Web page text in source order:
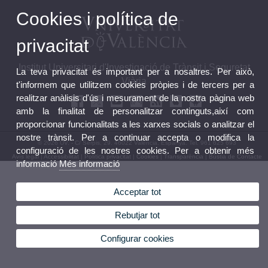
Institut Universitari d'Investigació de Trànsit i Seguretat
Viària
© 2026 UV. - C/ Serpis, 29. 46022 València. Espanya. Tel. 961 625 693
Avís legal| Accessibilitat Política privacitat Cookies Transparència Bùstia de Contacte
Cookies i política de
privacitat
La teva privacitat és important per a nosaltres. Per això,
t'informem que utilitzem cookies pròpies i de tercers per a
realitzar anàlisis d'ús i mesurament de la nostra pàgina web
amb la finalitat de personalitzar continguts,així com
proporcionar funcionalitats a les xarxes socials o analitzar el
nostre trànsit. Per a continuar accepta o modifica la
configuració de les nostres cookies. Per a obtenir més
informacióMés informació
Acceptar tot
Rebutjar tot
Configurar cookies